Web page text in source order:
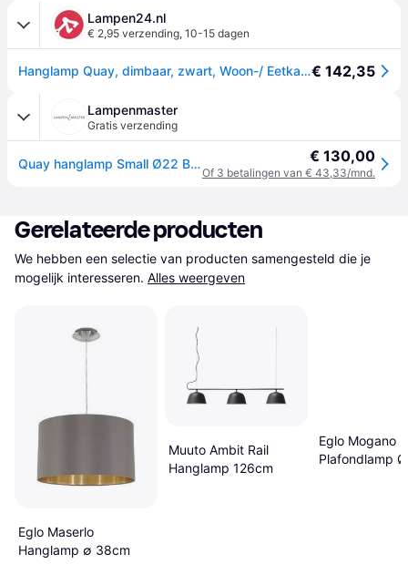
Lampen24.nl
€ 2,95 verzending, 10-15 dagen
Hanglamp Quay, dimbaar, zwart, Woon-/ Eetkamer, metaal, Modern, hanglamp€ 142,35
Lampenmaster
Gratis verzending
Quay hanglamp Small Ø22 Black - PLEASE WAIT to be SEATED - Woonkamer - Modern - Metaal - 1 lamp € 130,00
Of 3 betalingen van € 43,33/mnd.
Gerelateerde producten
We hebben een selectie van producten samengesteld die je
mogelijk interesseren. Alles weergeven
Eglo Maserlo
Hanglamp ∅ 38cm
Muuto Ambit Rail
Hanglamp 126cm
Eglo Mogano 3
Plafondlamp